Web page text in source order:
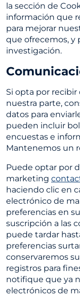
la sección de
información que
para mejorar
que ofrecemos, y
investigación.
Si opta por
nuestra parte,
datos para
pueden incluir
encuestas e
Mantenemos un
Puede optar por
marketing
haciendo clic en
electrónico de
preferencias en
suscripción a las
puede tardar
preferencias
conservaremos
registros para
notifique que ya
electrónicos de